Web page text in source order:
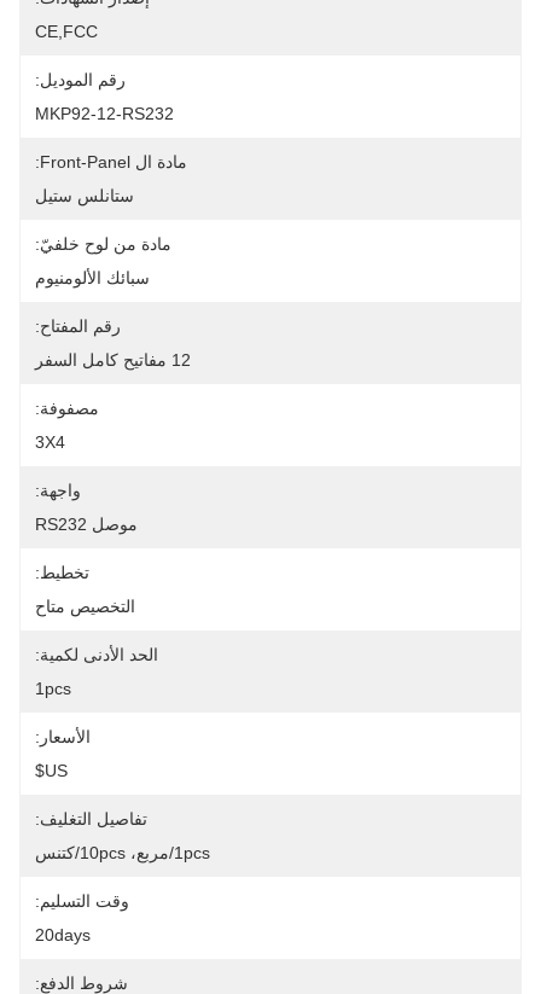
CE,FCC
رقم الموديل:
MKP92-12-RS232
مادة ال Front-Panel:
ستانلس ستيل
مادة من لوح خلفيّ:
سبائك الألومنيوم
رقم المفتاح:
12 مفاتيح كامل السفر
مصفوفة:
3X4
واجهة:
موصل RS232
تخطيط:
التخصيص متاح
الحد الأدنى لكمية:
1pcs
الأسعار:
US$
تفاصيل التغليف:
1pcs/مربع، 10pcs/كتنس
وقت التسليم:
20days
شروط الدفع: